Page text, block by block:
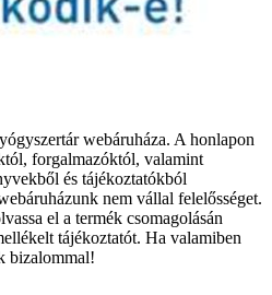
webáruháza. A honlapon
forgalmazóktól, valamint
és tájékoztatókból
nem vállal felelősséget.
el a termék csomagolásán
tájékoztatót. Ha valamiben
bizalommal!